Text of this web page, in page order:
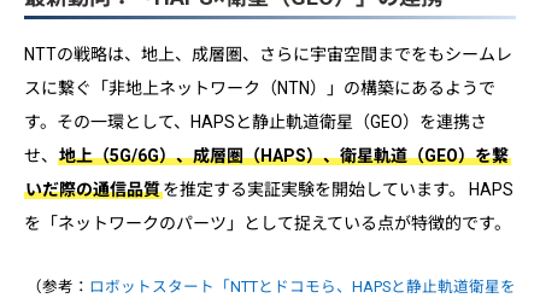
NTTの戦略は、地上、成層圏、さらに宇宙空間までをもシームレ
スに繋ぐ「非地上ネットワーク（NTN）」の構築にあるようで
す。その一環として、HAPSと静止軌道衛星（GEO）を連携さ
せ、 地上（5G/6G）、成層圏（HAPS）、衛星軌道（GEO）を繋
いだ際の通信品質を推定する実証実験を開始しています。 HAPS
を「ネットワークのパーツ」として捉えている点が特徴的です。
（参考： ロボットスタート「NTTとドコモら、HAPSと静止軌道衛星を